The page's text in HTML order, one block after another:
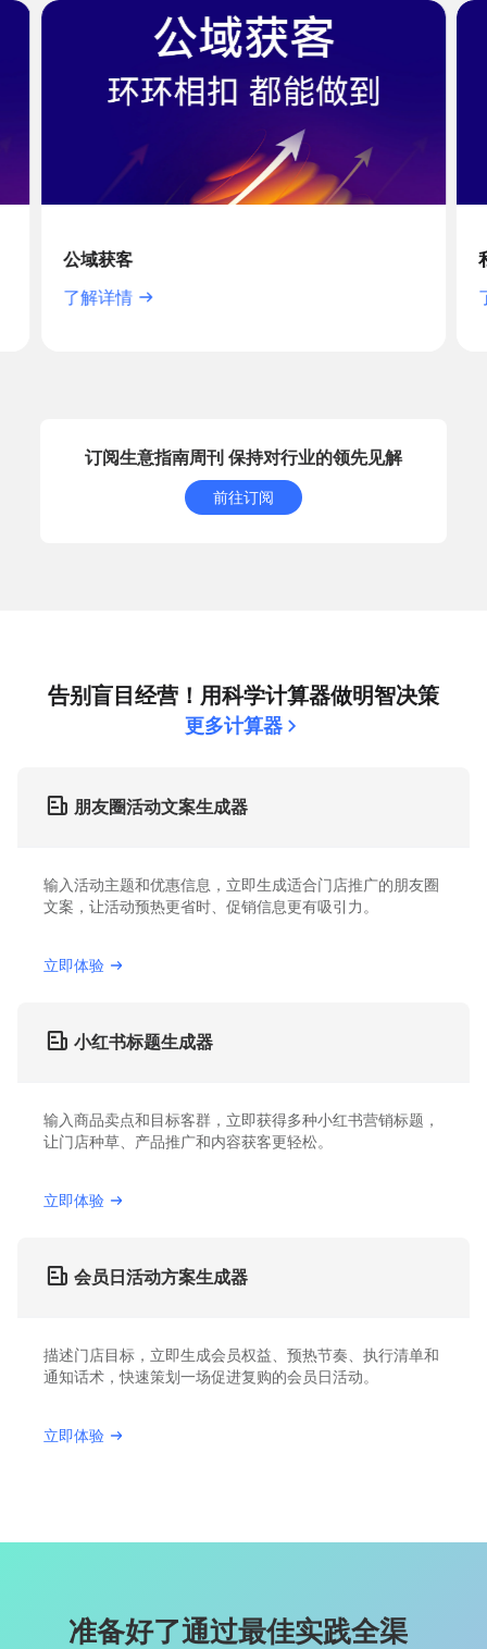
公域获客
了解详情
订阅生意指南周刊 保持对行业的领先见解
前往订阅
告别盲目经营！用科学计算器做明智决策
更多计算器
朋友圈活动文案生成器
输入活动主题和优惠信息，立即生成适合门店推广的朋友圈
文案，让活动预热更省时、促销信息更有吸引力。
立即体验
小红书标题生成器
输入商品卖点和目标客群，立即获得多种小红书营销标题，
让门店种草、产品推广和内容获客更轻松。
立即体验
会员日活动方案生成器
描述门店目标，立即生成会员权益、预热节奏、执行清单和
通知话术，快速策划一场促进复购的会员日活动。
立即体验
准备好了通过最佳实践全渠